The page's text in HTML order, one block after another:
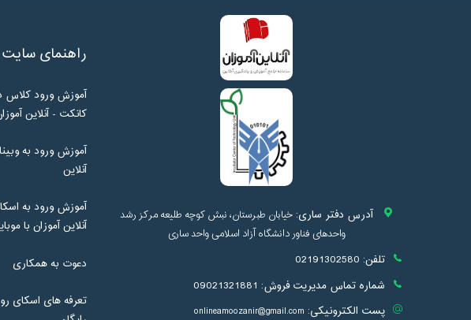
آدرس دفتر ساری: خیابان طبرستان، نبش کوچه طلیعه مرکز رشد
واحدهای فناور دانشگاه آزاد اسلامی واحد ساری
تلفن: 02191302580
شماره تماس مدیریت فروش: 09021321881
پست الکترونیکی: onlineamoozanir@gmail.com
راهنمای سایت
آموزش ورود کلاس
کانکت - آنلاین
آموزش ورود به
آنلاین
آموزش ورود به
آنلاین آموزان با
دعوت به همکاری